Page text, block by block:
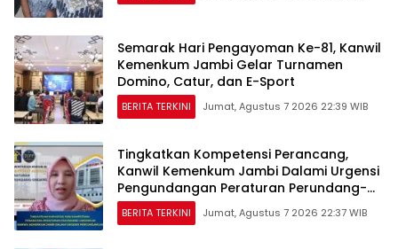
Semarak Hari Pengayoman Ke-81, Kanwil
Kemenkum Jambi Gelar Turnamen
Domino, Catur, dan E-Sport
BERITA TERKINI Jumat, Agustus 7 2026 22:39 WIB
Tingkatkan Kompetensi Perancang,
Kanwil Kemenkum Jambi Dalami Urgensi
Pengundangan Peraturan Perundang-
undangan
BERITA TERKINI Jumat, Agustus 7 2026 22:37 WIB